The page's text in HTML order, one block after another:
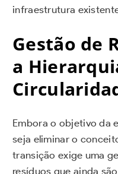
infraestrutura
Gestão de
a
Embora o objetivo da
seja eliminar o
transição exige uma
resíduos que ainda